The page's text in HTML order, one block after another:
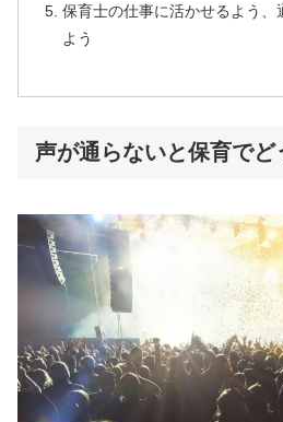
保育士の仕事に活かせるよう、
よう
声が通らないと保育でど